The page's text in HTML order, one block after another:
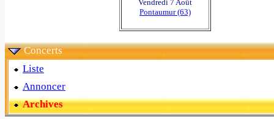
Vendredi 7 Août
Pontaumur (63)
Concerts
Liste
Annoncer
Archives